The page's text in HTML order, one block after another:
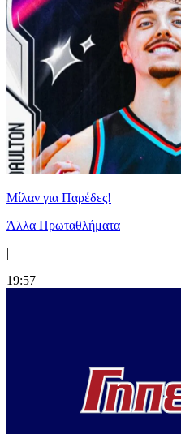
Μίλαν για Παρέδες!
Άλλα Πρωταθλήματα
|
19:57